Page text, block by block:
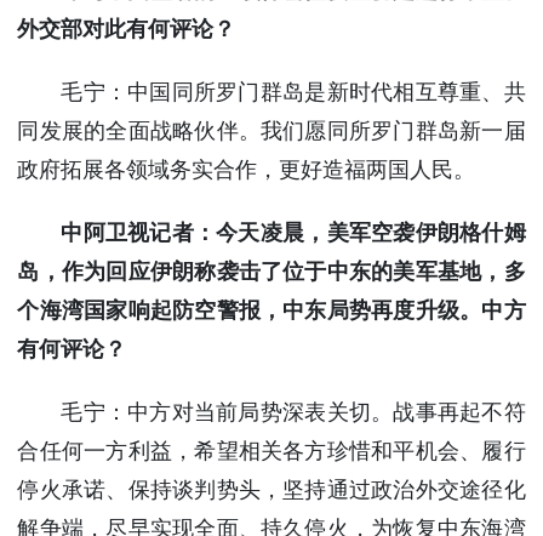
外交部对此有何评论？
毛宁：中国同所罗门群岛是新时代相互尊重、共
同发展的全面战略伙伴。我们愿同所罗门群岛新一届
政府拓展各领域务实合作，更好造福两国人民。
中阿卫视记者：今天凌晨，美军空袭伊朗格什姆
岛，作为回应伊朗称袭击了位于中东的美军基地，多
个海湾国家响起防空警报，中东局势再度升级。中方
有何评论？
毛宁：中方对当前局势深表关切。战事再起不符
合任何一方利益，希望相关各方珍惜和平机会、履行
停火承诺、保持谈判势头，坚持通过政治外交途径化
解争端，尽早实现全面、持久停火，为恢复中东海湾